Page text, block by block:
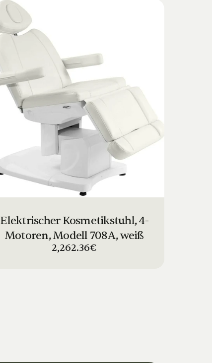
Elektrischer Kosmetikstuhl, 4-
Motoren, Modell 708A, weiß
2,262.36€